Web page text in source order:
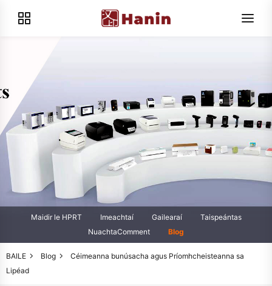
Maidir le HPRT Imeachtaí Gailearaí
Taispeántas
NuachtaComment
Blog
BAILE Blog
Céimeanna bunúsacha agus Príomhcheisteanna sa
Lipéad